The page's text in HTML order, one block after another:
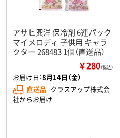
アサヒ興洋 保冷剤 6連パック
マイメロディ 子供用 キャラ
クター 268483 1個（直送品）
￥280（税込）
お届け日：8月14日（金）
直送品 クラスアップ株式会
社からお届け